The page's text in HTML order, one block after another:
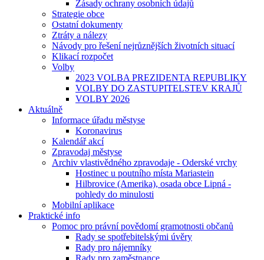
Zásady ochrany osobních údajů
Strategie obce
Ostatní dokumenty
Ztráty a nálezy
Návody pro řešení nejrůznějších životních situací
Klikací rozpočet
Volby
2023 VOLBA PREZIDENTA REPUBLIKY
VOLBY DO ZASTUPITELSTEV KRAJŮ
VOLBY 2026
Aktuálně
Informace úřadu městyse
Koronavirus
Kalendář akcí
Zpravodaj městyse
Archiv vlastivědného zpravodaje - Oderské vrchy
Hostinec u poutního místa Mariastein
Hilbrovice (Amerika), osada obce Lipná -
pohledy do minulosti
Mobilní aplikace
Praktické info
Pomoc pro právní povědomí gramotnosti občanů
Rady se spotřebitelskými úvěry
Rady pro nájemníky
Rady pro zaměstnance